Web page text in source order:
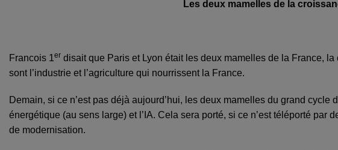
Les deux mamelles de la
Francois 1er disait que Paris et Lyon était les deux mamelles de la France,
sont l’industrie et l’agriculture qui nourrissent la France.
Demain, si ce n’est pas déjà aujourd’hui, les deux mamelles du grand cycle
énergétique (au sens large) et l’IA. Cela sera porté, si ce n’est téléporté par
de modernisation.